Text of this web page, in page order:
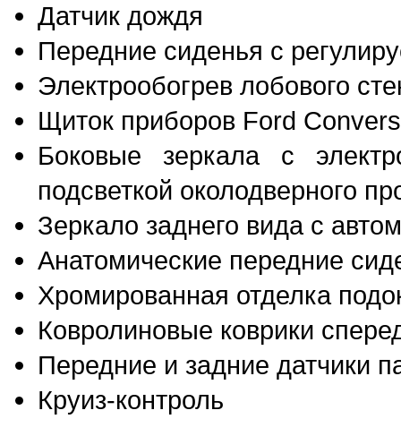
Датчик дождя
Передние сиденья с
Электрообогрев лобового
Щиток приборов Ford
Боковые зеркала с
подсветкой околодверного
Зеркало заднего вида с
Анатомические передние
Хромированная отделка
Ковролиновые коврики
Передние и задние датчики
Круиз-контроль